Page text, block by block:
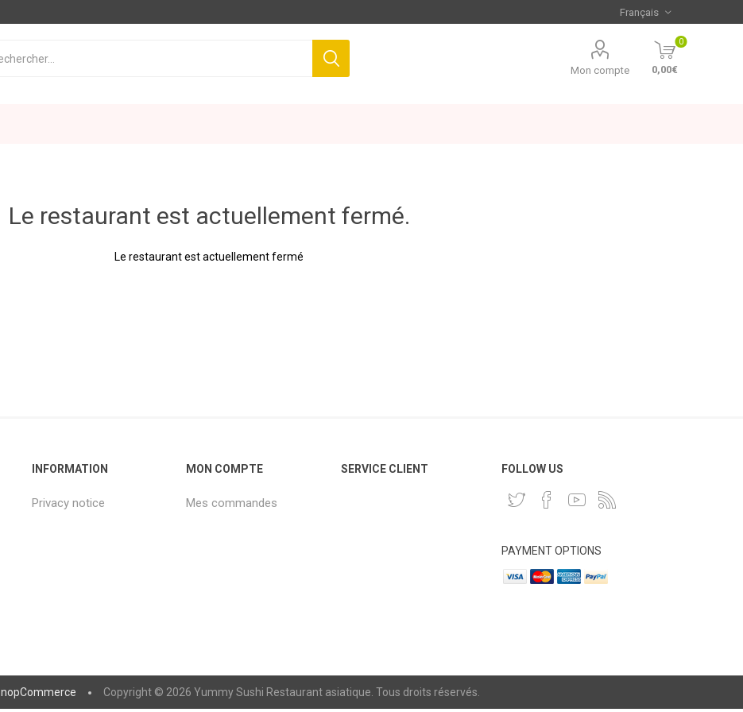
Mon compte
0
0,00€
Le restaurant est actuellement fermé.
Le restaurant est actuellement fermé
INFORMATION
Privacy notice
MON COMPTE
Mes commandes
SERVICE CLIENT FOLLOW US
PAYMENT OPTIONS
nopCommerce Copyright © 2026 Yummy Sushi Restaurant asiatique. Tous droits réservés.